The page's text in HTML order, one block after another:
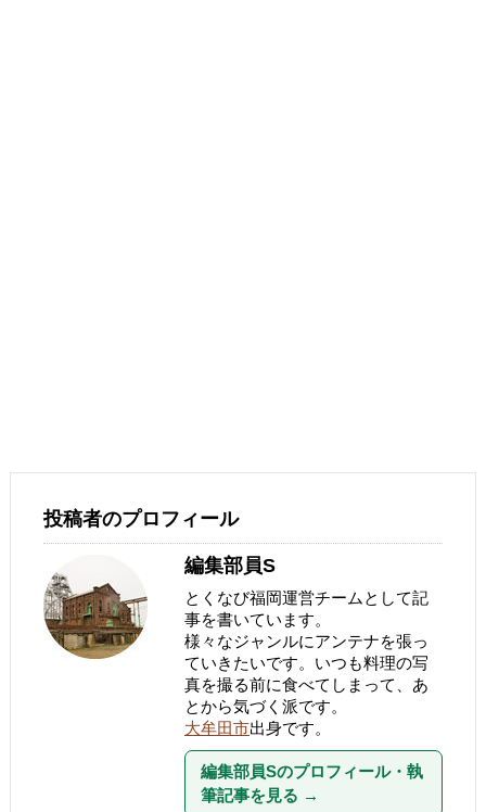
投稿者のプロフィール
編集部員S
とくなび福岡運営チームとして記
事を書いています。
様々なジャンルにアンテナを張っ
ていきたいです。いつも料理の写
真を撮る前に食べてしまって、あ
とから気づく派です。
大牟田市出身です。
編集部員Sのプロフィール・執
筆記事を見る →